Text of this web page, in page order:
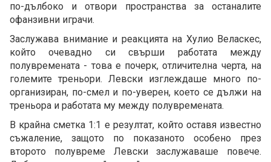
по-дълбоко и отвори пространства за останалите
офанзивни играчи.
Заслужава внимание и реакцията на Хулио Веласкес,
който очевадно си свърши работата между
полувремената - това е почерк, отличителна черта, на
големите треньори. Левски изглеждаше много по-
организиран, по-смел и по-уверен, което се дължи на
треньора и работата му между полувремената.
В крайна сметка 1:1 е резултат, който оставя известно
съжаление, защото по показаното особено през
второто полувреме Левски заслужаваше повече.